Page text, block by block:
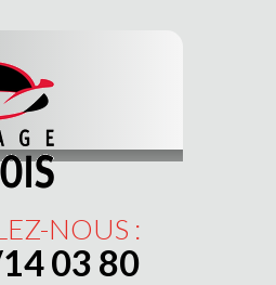
NOUS :
03 80